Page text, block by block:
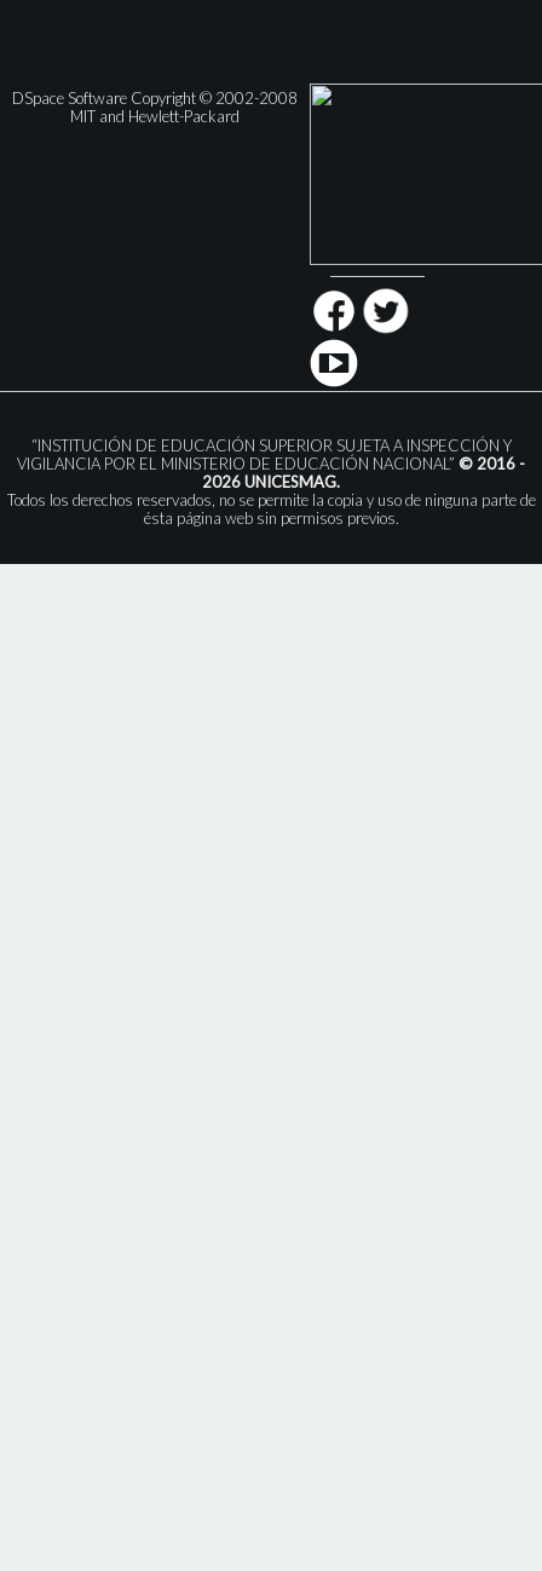
DSpace Software Copyright © 2002-2008
MIT and Hewlett-Packard
“INSTITUCIÓN DE EDUCACIÓN SUPERIOR SUJETA A INSPECCIÓN Y
VIGILANCIA POR EL MINISTERIO DE EDUCACIÓN NACIONAL” © 2016 -
2026 UNICESMAG.
Todos los derechos reservados, no se permite la copia y uso de ninguna parte de
ésta página web sin permisos previos.